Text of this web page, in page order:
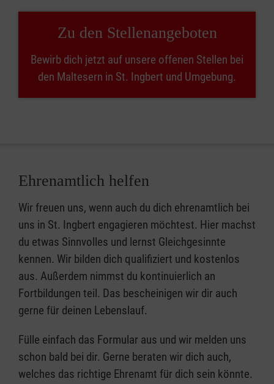
Zu den Stellenangeboten
Bewirb dich jetzt auf unsere offenen Stellen bei
den Maltesern in St. Ingbert und Umgebung.
Ehrenamtlich helfen
Wir freuen uns, wenn auch du dich ehrenamtlich bei
uns in St. Ingbert engagieren möchtest. Hier machst
du etwas Sinnvolles und lernst Gleichgesinnte
kennen. Wir bilden dich qualifiziert und kostenlos
aus. Außerdem nimmst du kontinuierlich an
Fortbildungen teil. Das bescheinigen wir dir auch
gerne für deinen Lebenslauf.
Fülle einfach das Formular aus und wir melden uns
schon bald bei dir. Gerne beraten wir dich auch,
welches das richtige Ehrenamt für dich sein könnte.